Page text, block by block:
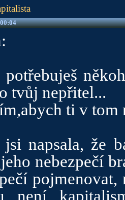
potřebuješ
tvůj nepřitel...
ti v tom
napsala, že
nebezpečí
není